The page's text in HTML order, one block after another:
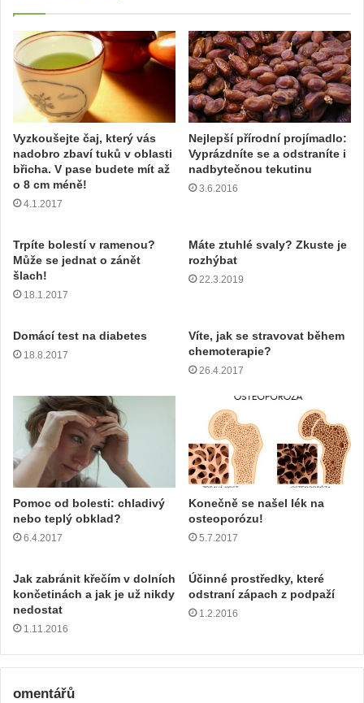
a
š
m
a
i
l
o
v
u
a
d
r
s
Vyzkoušejte čaj, který vás
nadobro zbaví tuků v oblasti
břicha. V pase budete mít až
o 8 cm méně!
4.1.2017
Nejlepší přírodní projímadlo:
Vyprázdníte se a odstraníte i
nadbytečnou tekutinu
3.6.2016
Trpíte bolestí v ramenou?
Může se jednat o zánět
šlach!
18.1.2017
Máte ztuhlé svaly? Zkuste je
rozhýbat
22.3.2019
Domácí test na diabetes
18.8.2017
Víte, jak se stravovat během
chemoterapie?
26.4.2017
Pomoc od bolesti: chladivý
nebo teplý obklad?
6.4.2017
Konečně se našel lék na
osteoporózu!
5.7.2017
Jak zabránit křečím v dolních
končetinách a jak je už nikdy
nedostat
1.11.2016
Účinné prostředky, které
odstraní zápach z podpaží
1.2.2016
omentářů